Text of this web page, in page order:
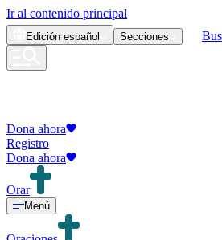
Ir al contenido principal
Edición español Secciones
Dona ahora
Registro
Dona ahora
Orar
Menú